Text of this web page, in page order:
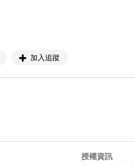
加入追蹤
授權資訊